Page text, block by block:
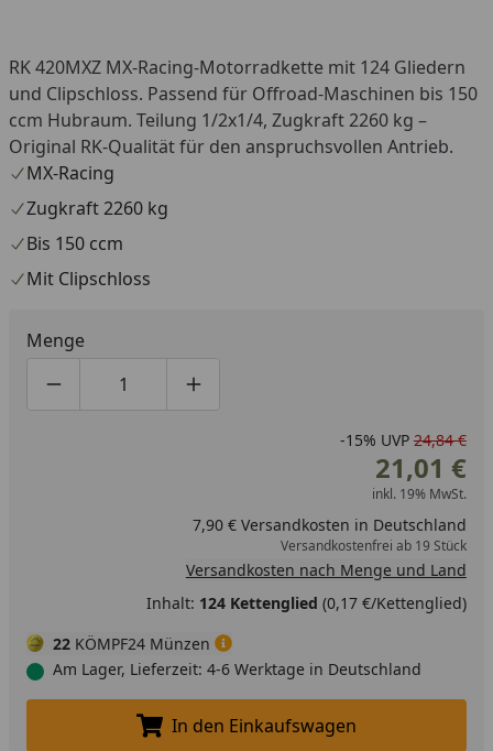
RK 420MXZ MX-Racing-Motorradkette mit 124 Gliedern
und Clipschloss. Passend für Offroad-Maschinen bis 150
ccm Hubraum. Teilung 1/2x1/4, Zugkraft 2260 kg –
Original RK-Qualität für den anspruchsvollen Antrieb.
MX-Racing
Zugkraft 2260 kg
Bis 150 ccm
Mit Clipschloss
Menge
Produktmenge um eins verringern
Produktmenge manuell eingeben
Produktmenge um eins erhöhen
-15% UVP 24,84 €
21,01 €
inkl. 19% MwSt.
7,90 € Versandkosten in Deutschland
Versandkostenfrei ab 19 Stück
Versandkosten nach Menge und Land
Inhalt: 124 Kettenglied (0,17 €/Kettenglied)
22 KÖMPF24 Münzen
Am Lager, Lieferzeit: 4-6 Werktage in Deutschland
In den Einkaufswagen legen
In den Einkaufswagen